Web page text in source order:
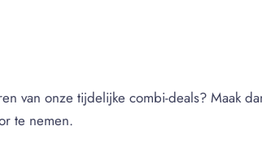
van onze tijdelijke combi-deals? Maak
te nemen.